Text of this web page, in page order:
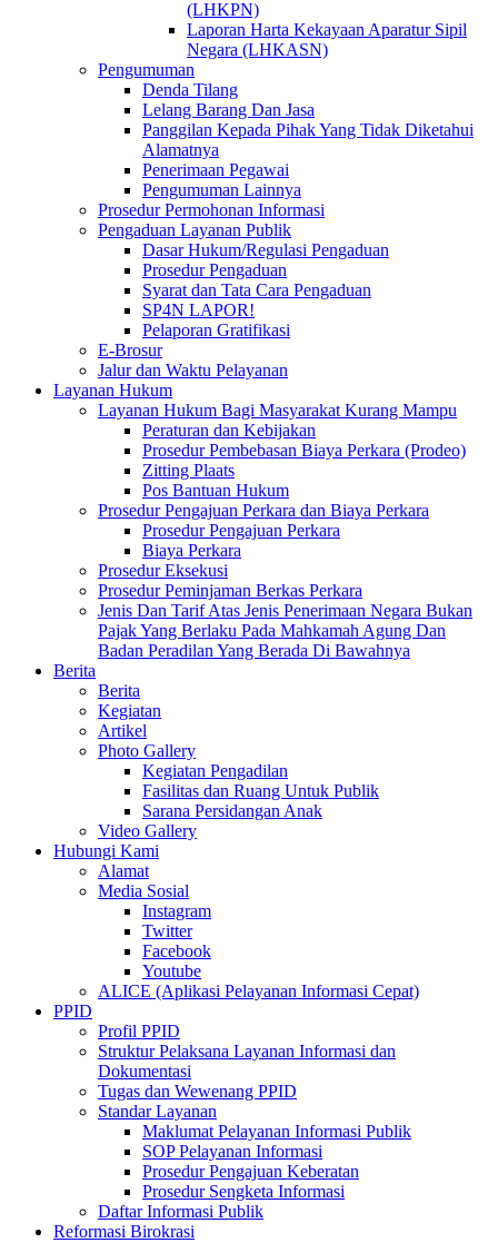
(LHKPN)
Laporan Harta Kekayaan Aparatur Sipil
Negara (LHKASN)
Pengumuman
Denda Tilang
Lelang Barang Dan Jasa
Panggilan Kepada Pihak Yang Tidak Diketahui
Alamatnya
Penerimaan Pegawai
Pengumuman Lainnya
Prosedur Permohonan Informasi
Pengaduan Layanan Publik
Dasar Hukum/Regulasi Pengaduan
Prosedur Pengaduan
Syarat dan Tata Cara Pengaduan
SP4N LAPOR!
Pelaporan Gratifikasi
E-Brosur
Jalur dan Waktu Pelayanan
Layanan Hukum
Layanan Hukum Bagi Masyarakat Kurang Mampu
Peraturan dan Kebijakan
Prosedur Pembebasan Biaya Perkara (Prodeo)
Zitting Plaats
Pos Bantuan Hukum
Prosedur Pengajuan Perkara dan Biaya Perkara
Prosedur Pengajuan Perkara
Biaya Perkara
Prosedur Eksekusi
Prosedur Peminjaman Berkas Perkara
Jenis Dan Tarif Atas Jenis Penerimaan Negara Bukan
Pajak Yang Berlaku Pada Mahkamah Agung Dan
Badan Peradilan Yang Berada Di Bawahnya
Berita
Berita
Kegiatan
Artikel
Photo Gallery
Kegiatan Pengadilan
Fasilitas dan Ruang Untuk Publik
Sarana Persidangan Anak
Video Gallery
Hubungi Kami
Alamat
Media Sosial
Instagram
Twitter
Facebook
Youtube
ALICE (Aplikasi Pelayanan Informasi Cepat)
PPID
Profil PPID
Struktur Pelaksana Layanan Informasi dan
Dokumentasi
Tugas dan Wewenang PPID
Standar Layanan
Maklumat Pelayanan Informasi Publik
SOP Pelayanan Informasi
Prosedur Pengajuan Keberatan
Prosedur Sengketa Informasi
Daftar Informasi Publik
Reformasi Birokrasi